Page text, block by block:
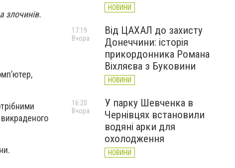
злочинів.
НОВИНИ
Від ЦАХАЛ до захисту
Донеччини: історія
прикордонника Романа
Віхляєва з Буковини
НОВИНИ
17:19
Вчора
У парку Шевченка в
Чернівцях встановили
водяні арки для
охолодження
НОВИНИ
16:20
Вчора